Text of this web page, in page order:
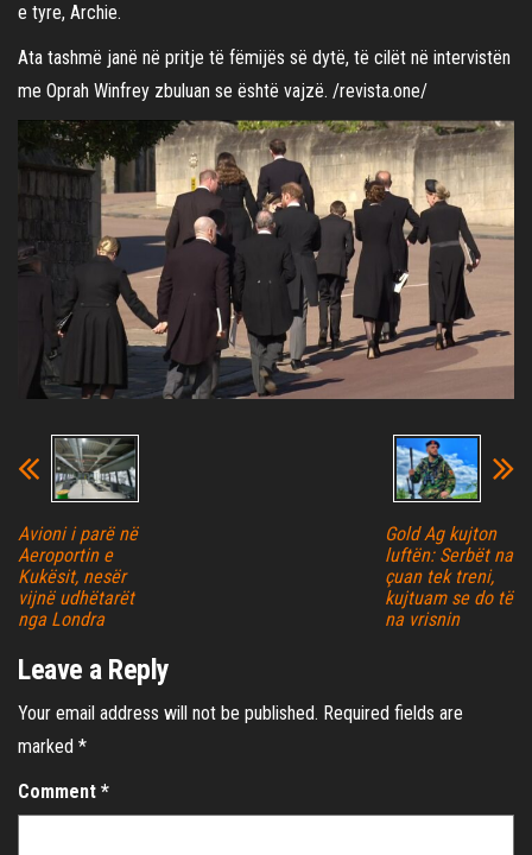
e tyre, Archie.
Ata tashmë janë në pritje të fëmijës së dytë, të cilët në intervistën
me Oprah Winfrey zbuluan se është vajzë. /revista.one/
Avioni i parë në
Aeroportin e
Kukësit, nesër
vijnë udhëtarët
nga Londra
Gold Ag kujton
luftën: Serbët na
çuan tek treni,
kujtuam se do të
na vrisnin
Leave a Reply
Your email address will not be published. Required fields are
marked *
Comment *